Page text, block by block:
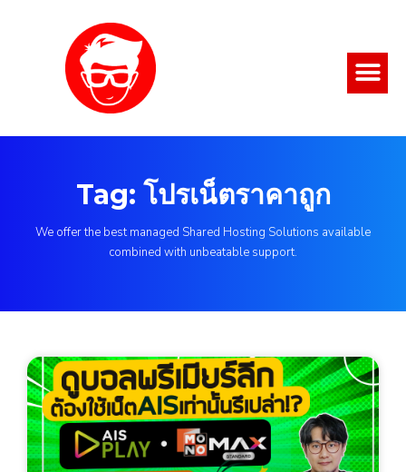
Tag: โปรเน็ตราคาถูก
We offer the best managed Shared Hosting Solutions available
combined with unbeatable support.